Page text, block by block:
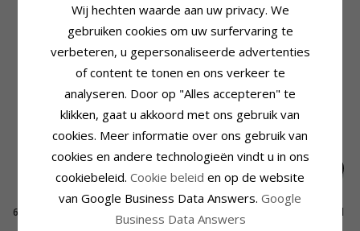
Oorbellen
Edelmetaal: Zilver
Oppervlak:
6 mm scrouples parel
met zoetwaterparel.
64,-
5-5,5 mm grijs parel
Wij hechten waarde aan uw privacy. We
gebruiken cookies om uw surfervaring te
verbeteren, u gepersonaliseerde advertenties
of content te tonen en ons verkeer te
analyseren. Door op "Alles accepteren" te
klikken, gaat u akkoord met ons gebruik van
cookies. Meer informatie over ons gebruik van
cookies en andere technologieën vindt u in ons
cookiebeleid. Cookie beleid en op de website
van Google Business Data Answers. Google
Business Data Answers